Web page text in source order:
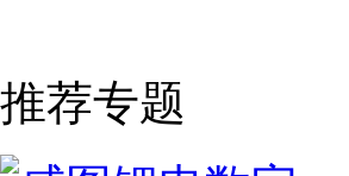
推荐专题